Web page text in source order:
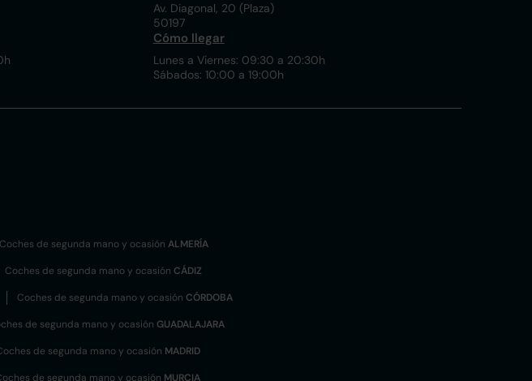
Av. Diagonal, 20 (Plaza)
50197
Cómo llegar
Lunes a Viernes: 09:30 a 20:30h
Sábados: 10:00 a 19:00h
Coches de segunda mano y ocasión ALMERÍA
Coches de segunda mano y ocasión CÁDIZ
Coches de segunda mano y ocasión CÓRDOBA
de segunda mano y ocasión GUADALAJARA
de segunda mano y ocasión MADRID
de segunda mano y ocasión MURCIA